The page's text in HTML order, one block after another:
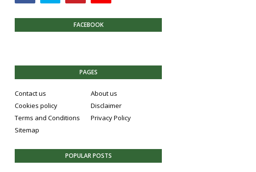
FACEBOOK
PAGES
Contact us
About us
Cookies policy
Disclaimer
Terms and Conditions
Privacy Policy
Sitemap
POPULAR POSTS